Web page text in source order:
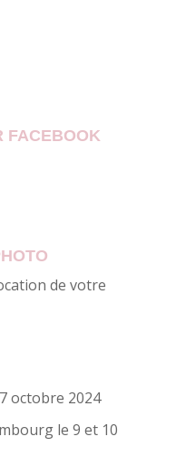
FACEBOOK
de votre
octobre 2024
le 9 et 10